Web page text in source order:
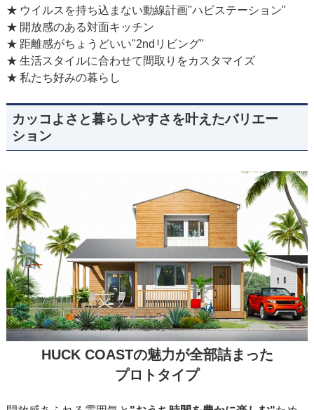
ウイルスを持ち込まない動線計画"ハビステーション"
開放感のある対面キッチン
距離感がちょうどいい"2ndリビング"
生活スタイルに合わせて間取りをカスタマイズ
私たち好みの暮らし
カッコよさと暮らしやすさを叶えたバリエー
ション
HUCK COASTの魅力が全部詰まった
プロトタイプ